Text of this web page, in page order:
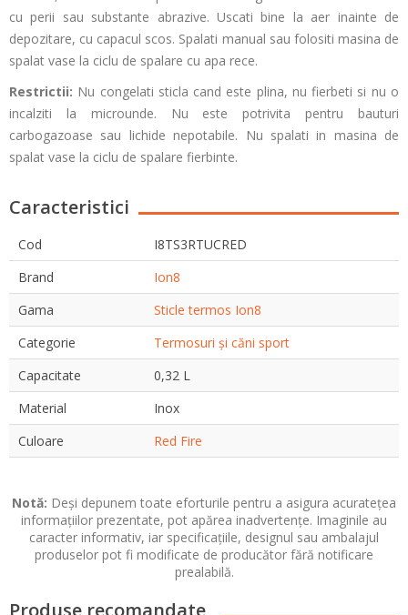
cu perii sau substante abrazive. Uscati bine la aer inainte de
depozitare, cu capacul scos. Spalati manual sau folositi masina de
spalat vase la ciclu de spalare cu apa rece.
Restrictii: Nu congelati sticla cand este plina, nu fierbeti si nu o
incalziti la microunde. Nu este potrivita pentru bauturi
carbogazoase sau lichide nepotabile. Nu spalati in masina de
spalat vase la ciclu de spalare fierbinte.
Caracteristici
Cod
I8TS3RTUCRED
Brand
Ion8
Gama
Sticle termos Ion8
Categorie
Termosuri și căni sport
Capacitate
0,32 L
Material
Inox
Culoare
Red Fire
Notă: Deși depunem toate eforturile pentru a asigura acuratețea
informațiilor prezentate, pot apărea inadvertențe. Imaginile au
caracter informativ, iar specificațiile, designul sau ambalajul
produselor pot fi modificate de producător fără notificare
prealabilă.
Produse recomandate